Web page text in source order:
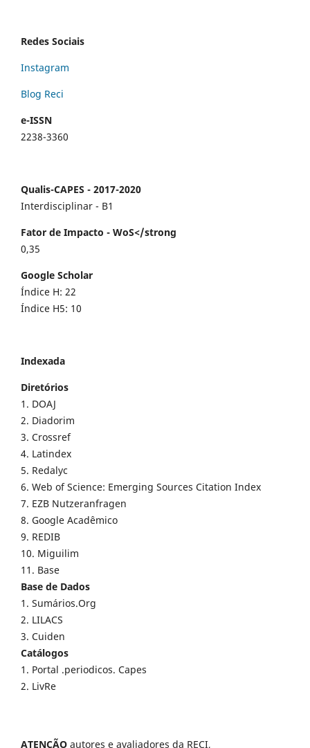
Redes Sociais
Instagram
Blog Reci
e-ISSN
2238-3360
Qualis-CAPES - 2017-2020
Interdisciplinar - B1
Fator de Impacto - WoS</strong
0,35
Google Scholar
Índice H: 22
Índice H5: 10
Indexada
Diretórios
1. DOAJ
2. Diadorim
3. Crossref
4. Latindex
5. Redalyc
6. Web of Science: Emerging Sources Citation Index
7. EZB Nutzeranfragen
8. Google Acadêmico
9. REDIB
10. Miguilim
11. Base
Base de Dados
1. Sumários.Org
2. LILACS
3. Cuiden
Catálogos
1. Portal .periodicos. Capes
2. LivRe
ATENÇÃO autores e avaliadores da RECI,